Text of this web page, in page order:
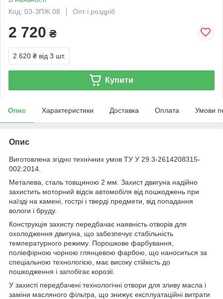
Код: 03-ЗПЖ.08
Опт і роздріб
2 720 ₴
2 620 ₴ від 3 шт.
Купити
Опис Характеристики Доставка Оплата Умови
Опис
Виготовлена згідно технічних умов ТУ У 29.3-2614208315-
002:2014.
Металева, сталь товщиною 2 мм. Захист двигуна надійно
захистить моторний відсік автомобіля від пошкоджень при
наїзді на камені, гострі і тверді предмети, від попадання
вологи і бруду.
Конструкція захисту передбачає наявність отворів для
охолодження двигуна, що забезпечує стабільність
температурного режиму. Порошкове фарбування,
поліефірною чорною глянцевою фарбою, що наноситься за
спеціальною технологією, має високу стійкість до
пошкодження і запобігає корозії.
У захисті передбачені технологічні отвори для зливу масла і
заміни масляного фільтра, що знижує експлуатаційні витрати